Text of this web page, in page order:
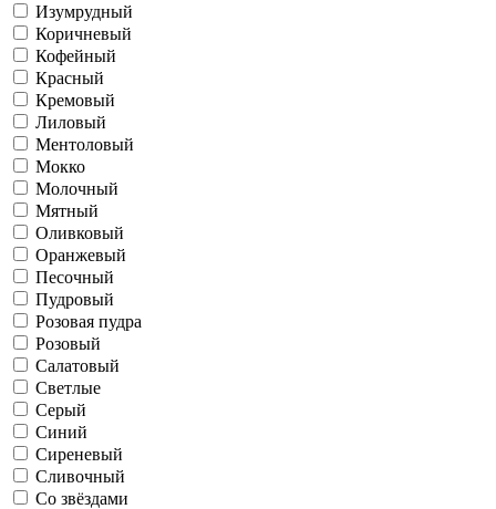
Изумрудный
Коричневый
Кофейный
Красный
Кремовый
Лиловый
Ментоловый
Мокко
Молочный
Мятный
Оливковый
Оранжевый
Песочный
Пудровый
Розовая пудра
Розовый
Салатовый
Светлые
Серый
Синий
Сиреневый
Сливочный
Со звёздами